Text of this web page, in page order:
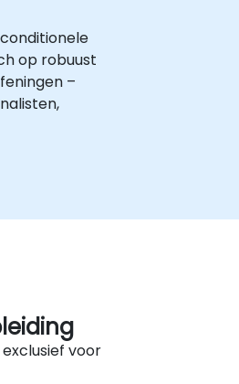
op robuust
–
voor